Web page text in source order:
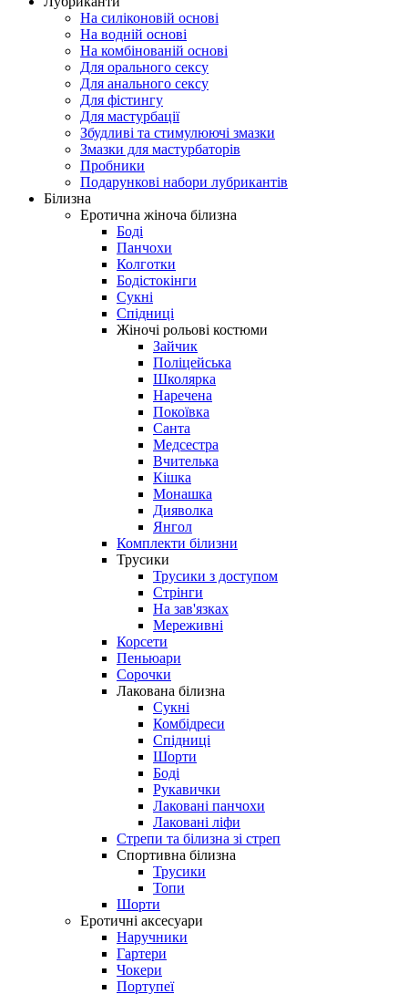
На силіконовій основі
На водній основі
На комбінованій основі
Для орального сексу
Для анального сексу
Для фістингу
Для мастурбації
Збудливі та стимулюючі змазки
Змазки для мастурбаторів
Пробники
Подарункові набори лубрикантів
Білизна
Еротична жіноча білизна
Боді
Панчохи
Колготки
Бодістокінги
Сукні
Спідниці
Жіночі рольові костюми
Зайчик
Поліцейська
Школярка
Наречена
Покоївка
Санта
Медсестра
Вчителька
Кішка
Монашка
Дияволка
Янгол
Комплекти білизни
Трусики
Трусики з доступом
Стрінги
На зав'язках
Мереживні
Корсети
Пеньюари
Сорочки
Лакована білизна
Сукні
Комбідреси
Спідниці
Шорти
Боді
Рукавички
Лаковані панчохи
Лаковані ліфи
Стрепи та білизна зі стреп
Спортивна білизна
Трусики
Топи
Шорти
Еротичні аксесуари
Наручники
Гартери
Чокери
Портупеї